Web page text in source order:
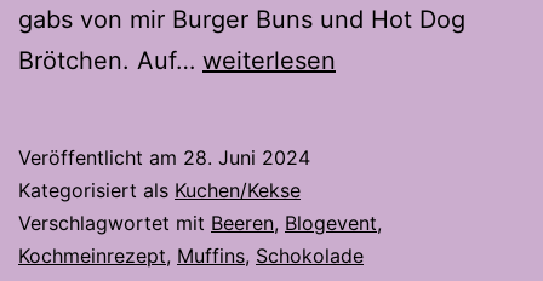
gabs von mir Burger Buns und Hot Dog
Brötchen. Auf… Muffins
Art
mit
frischen
weiterlesen
Veröffentlicht am 28. Juni 2024
Kategorisiert als Kuchen/Kekse
Verschlagwortet mit Beeren, Blogevent,
Kochmeinrezept, Muffins, Schokolade